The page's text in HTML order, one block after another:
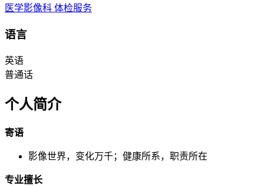
医学影像科 体检服务
语言
英语
普通话
个人简介
寄语
影像世界，变化万千；健康所系，职责所在
专业擅长